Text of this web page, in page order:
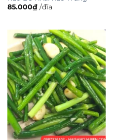
85.000₫ /đĩa